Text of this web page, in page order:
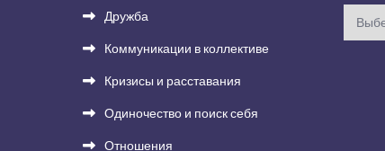
Дружба
Коммуникации в коллективе
Кризисы и расставания
Одиночество и поиск себя
Отношения
Архивы